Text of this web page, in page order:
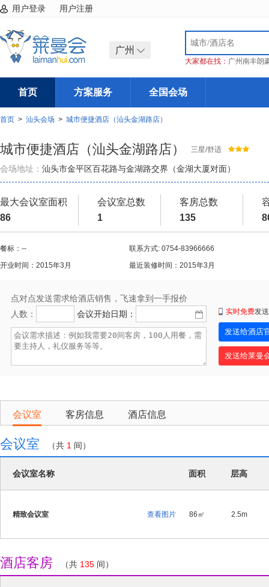
用户登录 用户注册
广州
大家都在找： 广州南丰朗
首页 方案服务 全国会场
首页 > 汕头会场 > 城市便捷酒店（汕头金湖路店）
城市便捷酒店（汕头金湖路店） 三星/舒适
会场地址： 汕头市金平区百花路与金湖路交界（金湖大厦对面）
最大会议室面积
86
会议室总数
1
客房总数
135
餐标：--
联系方式: 0754-83966666
开业时间：2015年3月
最近装修时间：2015年3月
点对点发送需求给酒店销售，飞速拿到一手报价
人数：
会议开始日期： 实时免费发
会议室 客房信息 酒店信息
会议室 （共 1 间）
会议室名称 面积 层高
精致会议室 查看图片 86㎡ 2.5m
酒店客房 （共 135 间）